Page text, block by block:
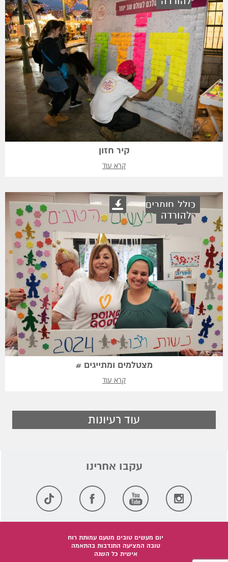
קיר חזון
קרא עוד
כולל חומרים
להורדה
מצטלמים ומתייגים #
קרא עוד
עוד רעיונות
יום מעשים טובים מטעם עמותת רוח
טובה המציעה התנדבות בהתאמה
אישית כל השנה